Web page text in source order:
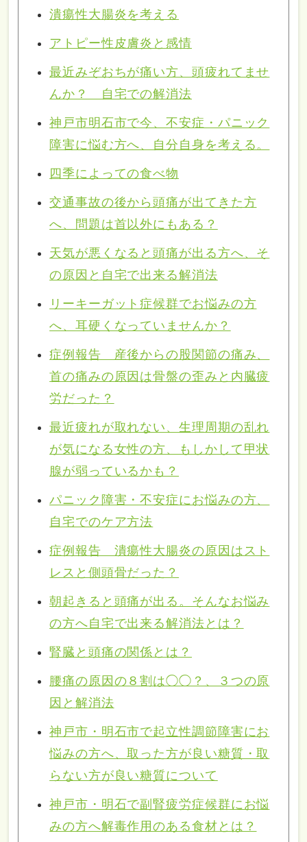
潰瘍性大腸炎を考える
アトピー性皮膚炎と感情
最近みぞおちが痛い方、頭疲れてませ
んか？ 自宅での解消法
神戸市明石市で今、不安症・パニック
障害に悩む方へ、自分自身を考える。
四季によっての食べ物
交通事故の後から頭痛が出てきた方
へ、問題は首以外にもある？
天気が悪くなると頭痛が出る方へ、そ
の原因と自宅で出来る解消法
リーキーガット症候群でお悩みの方
へ、耳硬くなっていませんか？
症例報告 産後からの股関節の痛み、
首の痛みの原因は骨盤の歪みと内臓疲
労だった？
最近疲れが取れない、生理周期の乱れ
が気になる女性の方、もしかして甲状
腺が弱っているかも？
パニック障害・不安症にお悩みの方、
自宅でのケア方法
症例報告 潰瘍性大腸炎の原因はスト
レスと側頭骨だった？
朝起きると頭痛が出る。そんなお悩み
の方へ自宅で出来る解消法とは？
腎臓と頭痛の関係とは？
腰痛の原因の８割は◯◯？、３つの原
因と解消法
神戸市・明石市で起立性調節障害にお
悩みの方へ、取った方が良い糖質・取
らない方が良い糖質について
神戸市・明石で副腎疲労症候群にお悩
みの方へ解毒作用のある食材とは？